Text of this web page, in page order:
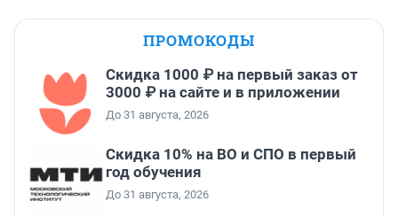
ПРОМОКОДЫ
Скидка 1000 ₽ на первый заказ от
3000 ₽ на сайте и в приложении
До 31 августа, 2026
Скидка 10% на ВО и СПО в первый
год обучения
До 31 августа, 2026